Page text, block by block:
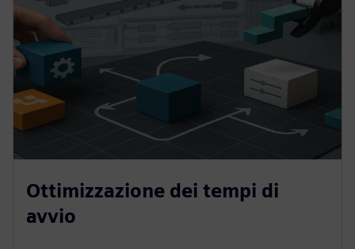
Ottimizzazione dei tempi di
avvio